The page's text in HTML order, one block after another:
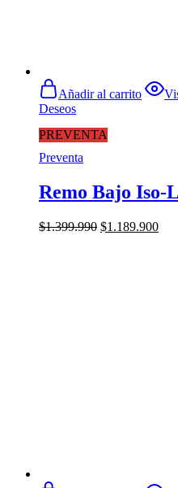
PREVENTA
Añadir al carrito
Deseos
Preventa
Remo Bajo Iso-
$1.399.990 El
$1.189.900El